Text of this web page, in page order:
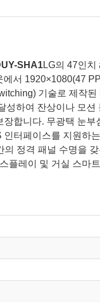
SHA1LG의 47인
서 1920×1080(47
기술로 제작
성하여 잔상이나 모
합니다. 무광택 눈
터페이스를 지원하
의 정격 패널 수명을
플레이 및 거실 스마